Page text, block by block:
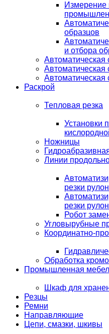
Измерение
образцов
и отбора
Автоматическая
Автоматическая
Автоматическая
Раскрой
Тепловая резка
Установки
Ножницы
Линии
резки
резки
Робот
Угловырубные
Координатно-
Обработка
Промышленная
Шкаф для
Резцы
Ремни
Направляющие
Цепи, смазки, шкивы